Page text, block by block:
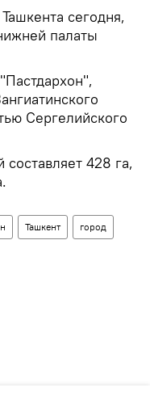
сегодня,
палаты
Сергелийского
428 га,
Ташкент город